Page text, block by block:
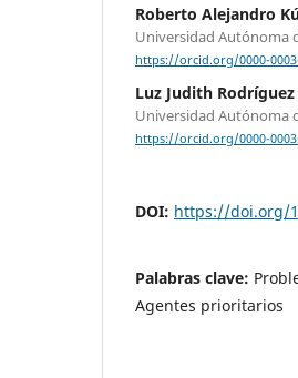
Roberto Alejandro
Universidad Autónoma
https://orcid.org/0000-
Luz Judith Rodríguez
Universidad Autónoma
https://orcid.org/0000-
DOI: https://doi.org/
Palabras clave:
Agentes prioritarios